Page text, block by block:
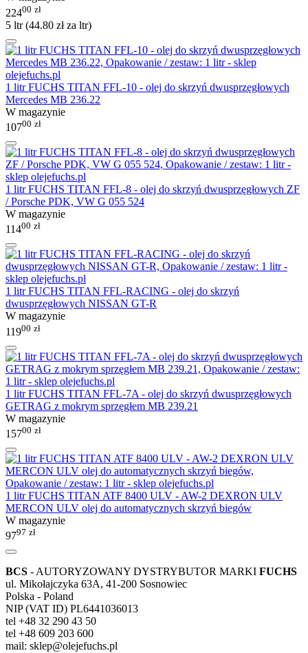
22400 zł
5 ltr (44.80 złza ltr)
1 litr FUCHS TITAN FFL-10 - olej do skrzyń dwusprzęgłowych
Mercedes MB 236.22
W magazynie
10700 zł
1 litr FUCHS TITAN FFL-8 - olej do skrzyń dwusprzęgłowych ZF
/ Porsche PDK, VW G 055 524
W magazynie
11400 zł
1 litr FUCHS TITAN FFL-RACING - olej do skrzyń
dwusprzęgłowych NISSAN GT-R
W magazynie
11900 zł
1 litr FUCHS TITAN FFL-7A - olej do skrzyń dwusprzęgłowych
GETRAG z mokrym sprzęgłem MB 239.21
W magazynie
15700 zł
1 litr FUCHS TITAN ATF 8400 ULV - AW-2 DEXRON ULV
MERCON ULV olej do automatycznych skrzyń biegów
W magazynie
9797 zł
BCS - AUTORYZOWANY DYSTRYBUTOR MARKI FUCHS
ul. Mikołajczyka 63A, 41-200 Sosnowiec
Polska - Poland
NIP (VAT ID) PL6441036013
tel +48 32 290 43 50
tel +48 609 203 600
mail: sklep@olejefuchs.pl